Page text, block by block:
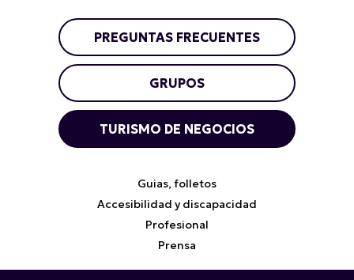
PREGUNTAS FRECUENTES
GRUPOS
TURISMO DE NEGOCIOS
Guias, folletos
Accesibilidad y discapacidad
Profesional
Prensa